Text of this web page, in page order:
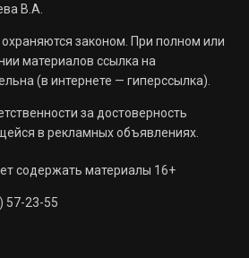
В.А.
законом. При полном или
материалов ссылка на
(в интернете — гиперссылка).
за достоверность
в рекламных объявлениях.
содержать материалы 16+
57-23-55